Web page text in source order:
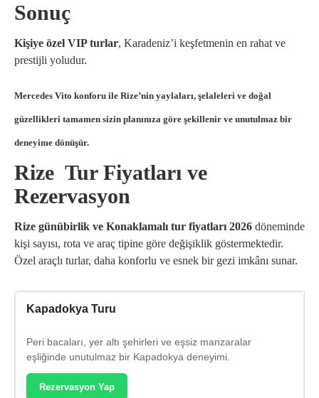
Sonuç
Kişiye özel VIP turlar, Karadeniz’i keşfetmenin en rahat ve
prestijli yoludur.
Mercedes Vito konforu ile Rize’nin yaylaları, şelaleleri ve doğal
güzellikleri tamamen sizin planınıza göre şekillenir ve unutulmaz bir
deneyime dönüşür.
Rize Tur Fiyatları ve
Rezervasyon
Rize günübirlik ve Konaklamalı tur fiyatları 2026 döneminde
kişi sayısı, rota ve araç tipine göre değişiklik göstermektedir.
Özel araçlı turlar, daha konforlu ve esnek bir gezi imkânı sunar.
Kapadokya Turu
Peri bacaları, yer altı şehirleri ve eşsiz manzaralar
eşliğinde unutulmaz bir Kapadokya deneyimi.
Rezervasyon Yap